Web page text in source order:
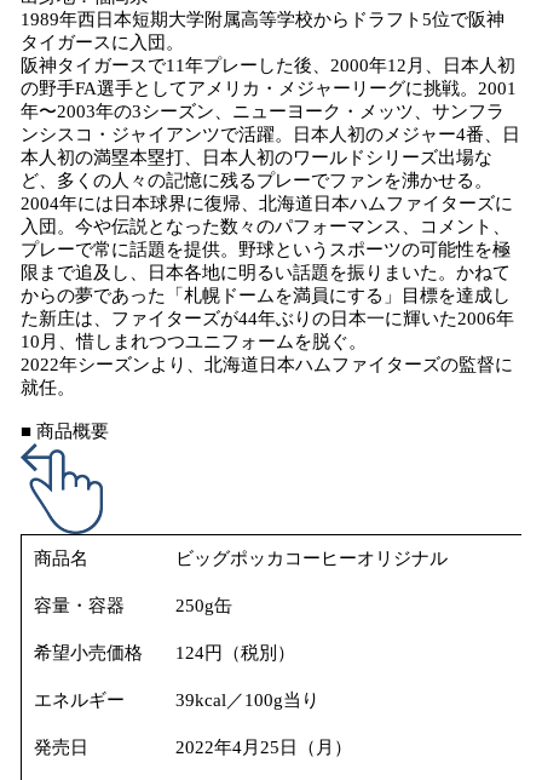
1989年西日本短期大学附属高等学校からドラフト5位で阪神
タイガースに入団。
阪神タイガースで11年プレーした後、2000年12月、日本人初
の野手FA選手としてアメリカ・メジャーリーグに挑戦。2001
年〜2003年の3シーズン、ニューヨーク・メッツ、サンフラ
ンシスコ・ジャイアンツで活躍。日本人初のメジャー4番、日
本人初の満塁本塁打、日本人初のワールドシリーズ出場な
ど、多くの人々の記憶に残るプレーでファンを沸かせる。
2004年には日本球界に復帰、北海道日本ハムファイターズに
入団。今や伝説となった数々のパフォーマンス、コメント、
プレーで常に話題を提供。野球というスポーツの可能性を極
限まで追及し、日本各地に明るい話題を振りまいた。かねて
からの夢であった「札幌ドームを満員にする」目標を達成し
た新庄は、ファイターズが44年ぶりの日本一に輝いた2006年
10月、惜しまれつつユニフォームを脱ぐ。
2022年シーズンより、北海道日本ハムファイターズの監督に
就任。
■ 商品概要
商品名 ビッグポッカコーヒーオリジナル
容量・容器 250g缶
希望小売価格 124円（税別）
エネルギー 39kcal／100g当り
発売日 2022年4月25日（月）